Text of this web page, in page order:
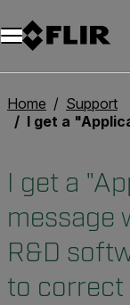
Unread
Modèle
Supprimer
articles
article
Ajouter au
Ajouté au
Home
Support
I get a "Application failed" error message
I get a
message
R&D
to correct